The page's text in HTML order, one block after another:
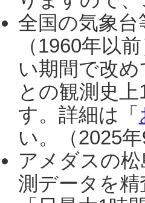
全国の気象
（1960年以
い期間で改
との観測史
す。詳細は「
い。（2025年
アメダスの
測データを